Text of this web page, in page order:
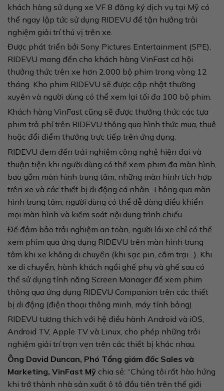
khách hàng sử dụng xe VF 8 đăng ký dịch vụ tại Mỹ có
thể ngay lập tức sử dụng RIDEVU để tận hưởng trải
nghiệm giải trí thú vị trên xe.
Được phát triển bởi Sony Pictures Entertainment (SPE),
RIDEVU mang đến cho khách hàng VinFast cơ hội
thưởng thức trên xe hơn 2.000 bộ phim trong vòng 12
tháng. Kho phim RIDEVU sẽ được cập nhật thường
xuyên và người dùng có thể xem lại tối đa 100 bộ phim.
Khách hàng VinFast cũng sẽ được thưởng thức các tựa
phim trả phí trên RIDEVU thông qua hình thức mua, thuê
hoặc đổi điểm thưởng trực tiếp trên ứng dụng.
RIDEVU đem đến trải nghiệm công nghệ hiện đại và
thuận tiện khi người dùng có thể xem phim đa màn hình,
bao gồm màn hình trung tâm, những màn hình tích hợp
trên xe và các thiết bị di động cá nhân. Thông qua màn
hình trung tâm, người dùng có thể dễ dàng điều khiển
mọi màn hình và kiểm soát nội dung trình chiếu.
Để đảm bảo trải nghiệm an toàn, người lái xe chỉ có thể
xem phim qua ứng dụng RIDEVU trên màn hình trung
tâm khi xe không di chuyển (khi sạc pin, cắm trại…). Khi
xe di chuyển, hành khách ngồi ghế phụ và ghế sau có
thể sử dụng tính năng Screen Manager để xem phim
thông qua ứng dụng RIDEVU Companion trên các thiết
bị di động (điện thoại thông minh, máy tính bảng).
RIDEVU tương thích với hệ điều hành Android và iOS,
Android TV, Apple TV và Linux, cho phép những trải
nghiệm giải trí trọn vẹn trên các thiết bị khác nhau.
Ông David Duncan, Phó Tổng giám đốc Sales và
Marketing, VinFast Mỹ chia sẻ: “Chúng tôi rất hào hứng
khi trở thành nhà sản xuất ô tô đầu tiên trên thế giới